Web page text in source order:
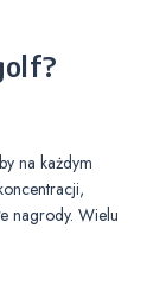
na każdym
nagrody. Wielu